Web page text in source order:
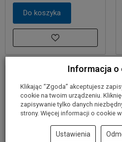
Do koszyka
Informacja o
Klikając “Zgoda” akceptujesz
cookie na twoim urządzeniu.
zapisywanie tylko danych
strony. Więcej informacji o cookie w
Ustawienia